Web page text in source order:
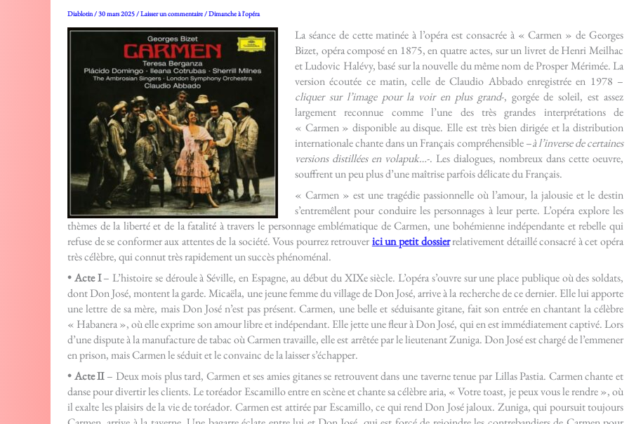
Diablotin/30 mars 2025/Laisser un commentaire/Dimanche à l'opéra
La séance de cette matinée à l’opéra est consacrée à « Carmen » de Georges
Bizet, opéra composé en 1875, en quatre actes, sur un livret de Henri Meilhac
et Ludovic Halévy, basé sur la nouvelle du même nom de Prosper Mérimée. La
version écoutée ce matin, celle de Claudio Abbado enregistrée en 1978 –
cliquer sur l’image pour la voir en plus grand-, gorgée de soleil, est assez
largement reconnue comme l’une des très grandes interprétations de
« Carmen » disponible au disque. Elle est très bien dirigée et la distribution
internationale chante dans un Français compréhensible –à l’inverse de certaines
versions distillées en volapuk…-. Les dialogues, nombreux dans cette oeuvre,
souffrent un peu plus d’une maîtrise parfois délicate du Français.
« Carmen » est une tragédie passionnelle où l’amour, la jalousie et le destin
s’entremêlent pour conduire les personnages à leur perte. L’opéra explore les
thèmes de la liberté et de la fatalité à travers le personnage emblématique de Carmen, une bohémienne indépendante et rebelle qui
refuse de se conformer aux attentes de la société. Vous pourrez retrouverici un petit dossierrelativement détaillé consacré à cet opéra
très célèbre, qui connut très rapidement un succès phénoménal.
• Acte I– L’histoire se déroule à Séville, en Espagne, au début du XIXe siècle. L’opéra s’ouvre sur une place publique où des soldats,
dont Don José, montent la garde. Micaëla, une jeune femme du village de Don José, arrive à la recherche de ce dernier. Elle lui apporte
une lettre de sa mère, mais Don José n’est pas présent. Carmen, une belle et séduisante gitane, fait son entrée en chantant la célèbre
« Habanera », où elle exprime son amour libre et indépendant. Elle jette une fleur à Don José, qui en est immédiatement captivé. Lors
d’une dispute à la manufacture de tabac où Carmen travaille, elle est arrêtée par le lieutenant Zuniga. Don José est chargé de l’emmener
en prison, mais Carmen le séduit et le convainc de la laisser s’échapper.
• Acte II– Deux mois plus tard, Carmen et ses amies gitanes se retrouvent dans une taverne tenue par Lillas Pastia. Carmen chante et
danse pour divertir les clients. Le toréador Escamillo entre en scène et chante sa célèbre aria, « Votre toast, je peux vous le rendre », où
il exalte les plaisirs de la vie de toréador. Carmen est attirée par Escamillo, ce qui rend Don José jaloux. Zuniga, qui poursuit toujours